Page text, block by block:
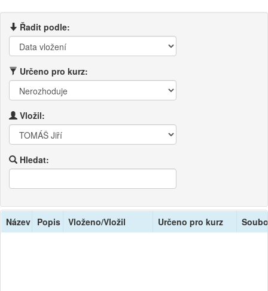
Řadit podle:
Určeno pro kurz:
Vložil:
Hledat:
Název Popis Vloženo/Vložil Určeno pro kurz